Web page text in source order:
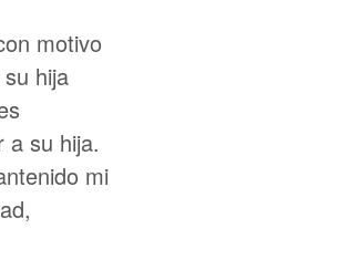
motivo
hija
a su hija.
mi